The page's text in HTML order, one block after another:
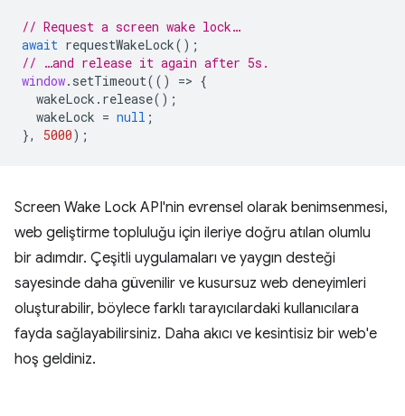
// Request a screen wake lock…
await requestWakeLock();
// …and release it again after 5s.
window. setTimeout(() => {
wakeLock . release();
wakeLock = null ;
},
5000);
Screen Wake Lock API'nin evrensel olarak benimsenmesi,
web geliştirme topluluğu için ileriye doğru atılan olumlu
bir adımdır. Çeşitli uygulamaları ve yaygın desteği
sayesinde daha güvenilir ve kusursuz web deneyimleri
oluşturabilir, böylece farklı tarayıcılardaki kullanıcılara
fayda sağlayabilirsiniz. Daha akıcı ve kesintisiz bir web'e
hoş geldiniz.